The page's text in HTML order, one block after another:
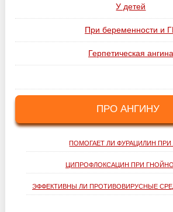
У детей
При беременности и
Герпетическая ангина
ПРО АНГИНУ
ПОМОГАЕТ ЛИ ФУРАЦИЛИН ПРИ
ЦИПРОФЛОКСАЦИН ПРИ
ЭФФЕКТИВНЫ ЛИ ПРОТИВОВИРУСНЫЕ